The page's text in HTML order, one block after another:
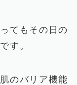
てもその日の
す。
のバリア機能